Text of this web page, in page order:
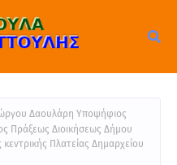
Δαουλάρη Υποψήφιος
Πράξεως Διοικήσεως Δήμου
Πλατείας Δημαρχείου